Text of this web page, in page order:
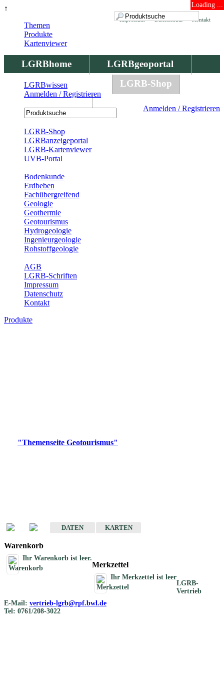
↑ Loading ...
Kontakt
Datenschutz
Impressum
LGRBhome
LGRBgeoportal
LGRBbohrungen
LGRB-Shop
Anmelden / Registrieren
Themen
Produkte
Kartenviewer
LGRBwissen
Anmelden / Registrieren
LGRB-Shop
LGRBanzeigeportal
LGRB-Kartenviewer
UVB-Portal
Bodenkunde
Erdbeben
Fachübergreifend
Geologie
Geothermie
Geotourismus
Hydrogeologie
Ingenieurgeologie
Rohstoffgeologie
AGB
LGRB-Schriften
Impressum
Datenschutz
Kontakt
Produkte
"Themenseite Geotourismus"
DATEN
KARTEN
Warenkorb
Ihr Warenkorb ist leer.
Merkzettel
Ihr Merkzettel ist leer
LGRB-
Vertrieb
E-Mail: vertrieb-lgrb@rpf.bwl.de
Tel: 0761/208-3022